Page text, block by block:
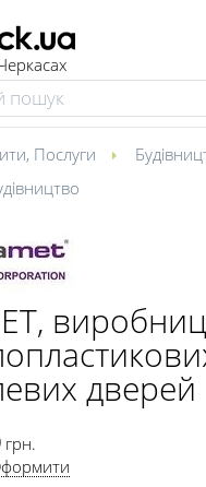
, Послуги
дверей
грн.